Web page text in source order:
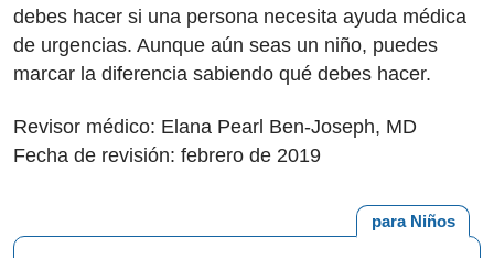
debes hacer si una persona necesita ayuda médica
de urgencias. Aunque aún seas un niño, puedes
marcar la diferencia sabiendo qué debes hacer.
Revisor médico: Elana Pearl Ben-Joseph, MD
Fecha de revisión: febrero de 2019
para Niños